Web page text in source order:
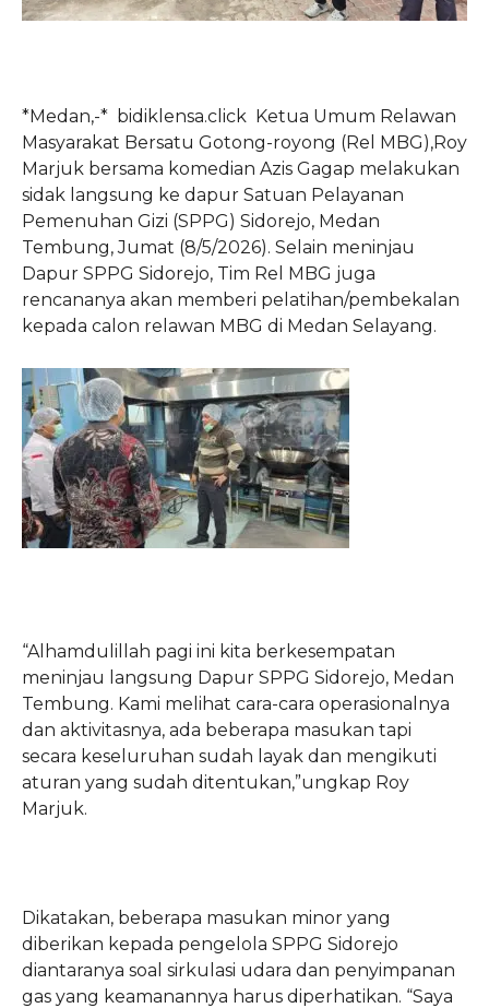
*Medan,-* bidiklensa.click Ketua Umum Relawan
Masyarakat Bersatu Gotong-royong (Rel MBG),Roy
Marjuk bersama komedian Azis Gagap melakukan
sidak langsung ke dapur Satuan Pelayanan
Pemenuhan Gizi (SPPG) Sidorejo, Medan
Tembung, Jumat (8/5/2026). Selain meninjau
Dapur SPPG Sidorejo, Tim Rel MBG juga
rencananya akan memberi pelatihan/pembekalan
kepada calon relawan MBG di Medan Selayang.
“Alhamdulillah pagi ini kita berkesempatan
meninjau langsung Dapur SPPG Sidorejo, Medan
Tembung. Kami melihat cara-cara operasionalnya
dan aktivitasnya, ada beberapa masukan tapi
secara keseluruhan sudah layak dan mengikuti
aturan yang sudah ditentukan,”ungkap Roy
Marjuk.
Dikatakan, beberapa masukan minor yang
diberikan kepada pengelola SPPG Sidorejo
diantaranya soal sirkulasi udara dan penyimpanan
gas yang keamanannya harus diperhatikan. “Saya